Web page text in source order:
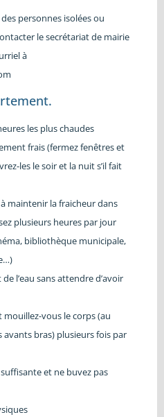
personnes isolées ou
le secrétariat de mairie
à
les plus chaudes
frais (fermez fenêtres et
les le soir et la nuit s’il fait
à maintenir la fraicheur dans
plusieurs heures par jour
bibliothèque municipale,
l’eau sans attendre d’avoir
mouillez-vous le corps (au
avants bras) plusieurs fois par
et ne buvez pas